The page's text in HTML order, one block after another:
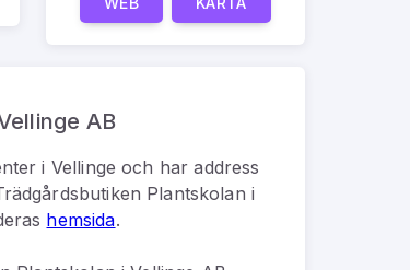
AB
i Vellinge och har address
Plantskolan i
hemsida.